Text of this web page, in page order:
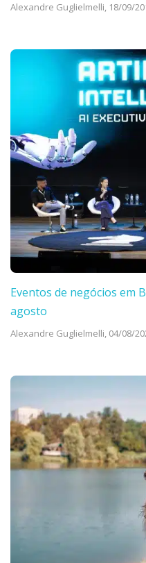
Alexandre Guglielmelli, 18/09/
Eventos de negócios em
agosto
Alexandre Guglielmelli, 04/08/